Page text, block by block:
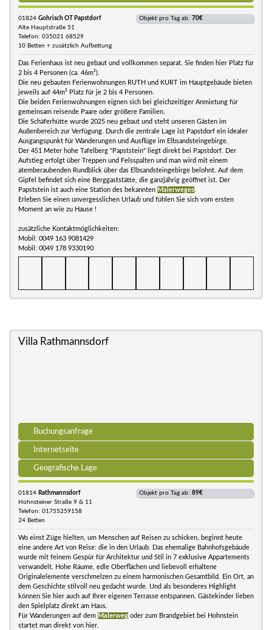
01824 Gohrisch OT Papstdorf
Alte Hauptstraße 51
Telefon: 035021 68529
10 Betten + zusätzlich Aufbettung
Objekt pro Tag ab: 70€
Das Ferienhaus ist neu gebaut und vollkommen separat. Sie finden hier Platz für
2 bis 4 Personen (ca. 46m²).
Die neu gebauten Ferienwohnungen RUTH und KURT im Hauptgebäude bieten
jeweils auf 44m² Platz für je 2 bis 4 Personen.
Die beiden Ferienwohnungen eignen sich bei gleichzeitiger Anmietung für
gemeinsam reisende Paare oder größere Familien.
Die Schäferhütte wurde 2025 neu gebaut und steht unseren Gästen im
Außenbereich zur Verfügung. Durch die zentrale Lage ist Papstdorf ein idealer
Ausgangspunkt für Wanderungen und Ausflüge im Elbsandsteingebirge.
Der 451 Meter hohe Tafelberg "Papststein" liegt direkt bei Papstdorf. Der
Aufstieg erfolgt über Treppen und Felsspalten und man wird mit einem
atemberaubenden Rundblick über das Elbsandsteingebirge belohnt. Auf dem
Gipfel befindet sich eine Berggaststätte, die ganzjährig geöffnet ist. Der
Papststein ist auch eine Station des bekannten Malerweges
Erleben Sie einen unvergesslichen Urlaub und fühlen Sie sich vom ersten
Moment an wie zu Hause !
zusätzliche Kontaktmöglichkeiten:
Mobil: 0049 163 9081429
Mobil: 0049 178 9330190
Villa Rathmannsdorf
Buchungsanfrage
Internetseite
Geografische Lage
01814 Rathmannsdorf
Hohnsteiner Straße 9 & 11
Telefon: 01755259158
24 Betten
Objekt pro Tag ab: 89€
Wo einst Züge hielten, um Menschen auf Reisen zu schicken, beginnt heute
eine andere Art von Reise: die in den Urlaub. Das ehemalige Bahnhofsgebäude
wurde mit feinem Gespür für Architektur und Stil in 7 exklusive Appartements
verwandelt. Hohe Räume, edle Oberflächen und liebevoll erhaltene
Originalelemente verschmelzen zu einem harmonischen Gesamtbild. Ein Ort, an
dem Geschichte stilvoll neu gedacht wurde. Und als besonderes Highlight
können Sie hier auch auf Ihrer eigenen Terrasse entspannen. Gästekinder lieben
den Spielplatz direkt am Haus.
Für Wanderungen auf dem Malerweg oder zum Brandgebiet bei Hohnstein
startet man direkt von hier.